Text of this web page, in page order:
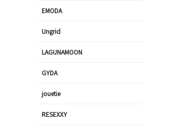
EMODA
Ungrid
LAGUNAMOON
GYDA
jouetie
RESEXXY